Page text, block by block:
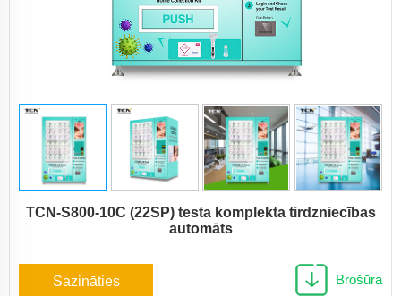
TCN-S800-10C (22SP) testa komplekta tirdzniecības
automāts
Sazināties Brošūra